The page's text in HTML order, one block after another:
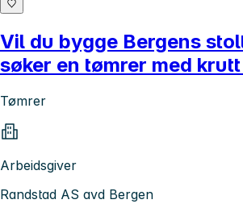
Vil du bygge Bergens
søker en tømrer med
Tømrer
Arbeidsgiver
Randstad AS avd Bergen